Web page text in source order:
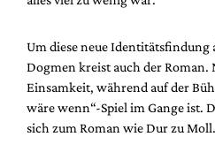
Um diese neue Identitätsfindung
Dogmen kreist auch der Roman.
Einsamkeit, während auf der
wäre wenn“-Spiel im Gange ist.
sich zum Roman wie Dur zu